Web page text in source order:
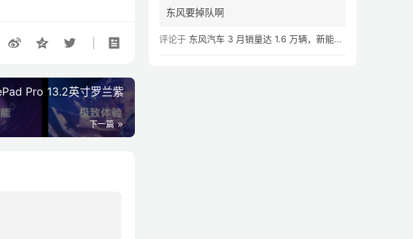
Pro 13.2英寸罗兰紫
下一篇
东风要掉队啊
评论于 东风汽车 3 月销量达 1.6 万辆，新能源汽车 Q1 累计销量同比下滑 54.02%